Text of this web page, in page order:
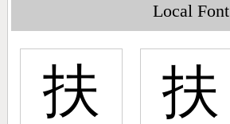
Pinyin Word Index
Local Font
扶 扶